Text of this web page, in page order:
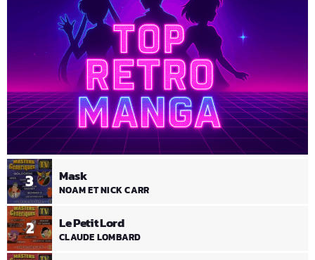
2 Le Petit Lord
CLAUDE LOMBARD
3 Mask
NOAM ET NICK CARR